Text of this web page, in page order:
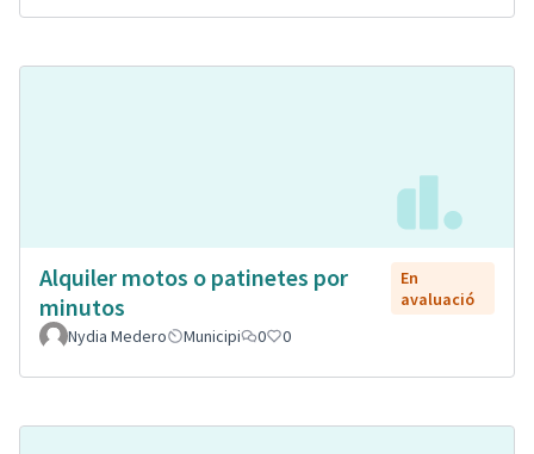
Alquiler motos o patinetes por
minutos
En
avaluació
Nydia Medero
Municipi 0 0